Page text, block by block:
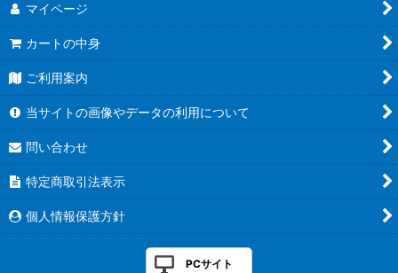
マイページ
カートの中身
ご利用案内
当サイトの画像やデータの利用について
問い合わせ
特定商取引法表示
個人情報保護方針
PCサイト